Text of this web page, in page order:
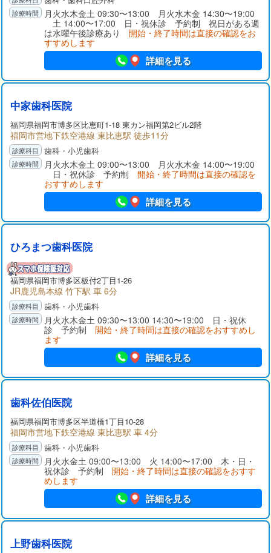
月火水木金土 09:30〜13:00 月火水木金 14:30〜19:00
土 14:00〜17:00 日・祝休診 予約制 祝日がある週
は水曜午後診療あり 開始・終了時間は直接の確認をお
すすめします
詳細を見る
中家歯科医院
福岡県福岡市博多区比恵町1-18 東カン福岡第2ビル2階
福岡市営地下鉄空港線 東比恵駅 徒歩11分
歯科・小児歯科
月火水木金土 09:00〜13:00 月火水木金 14:00〜19:00
日・祝休診 予約制 開始・終了時間は直接の確認を
おすすめします
詳細を見る
ひろまつ歯科医院
福岡県福岡市博多区板付2丁目1-26
JR鹿児島本線 竹下駅 車 6分
歯科・小児歯科
月火水木金土 09:30〜13:00 14:30〜19:00 日・祝休
診 予約制 開始・終了時間は直接の確認をおすすめし
ます
詳細を見る
歯科佐伯医院
福岡県福岡市博多区半道橋1丁目10-28
福岡市営地下鉄空港線 東比恵駅 車 4分
歯科・小児歯科
月火水金土 09:00〜13:00 火 14:00〜17:00 木・日・
祝休診 予約制 開始・終了時間は直接の確認をおすす
めします
詳細を見る
上野歯科医院